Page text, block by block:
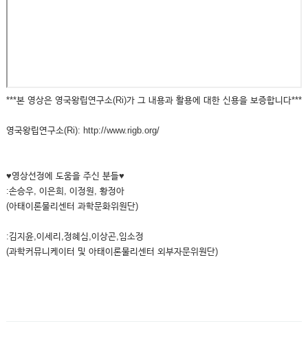
***본 영상은 영국왕립연구소(Ri)가 그 내용과 활용에 대한 신용을 보증합니다***
영국왕립연구소(Ri): http://www.rigb.org/
♥영상선정에 도움을 주신 분들♥
:손승우, 이은희, 이정원, 황정아
(아태이론물리센터 과학문화위원단)
:김지윤,이세리,정혜심,이상곤,임소정
(과학커뮤니케이터 및 아태이론물리센터 외부자문위원단)